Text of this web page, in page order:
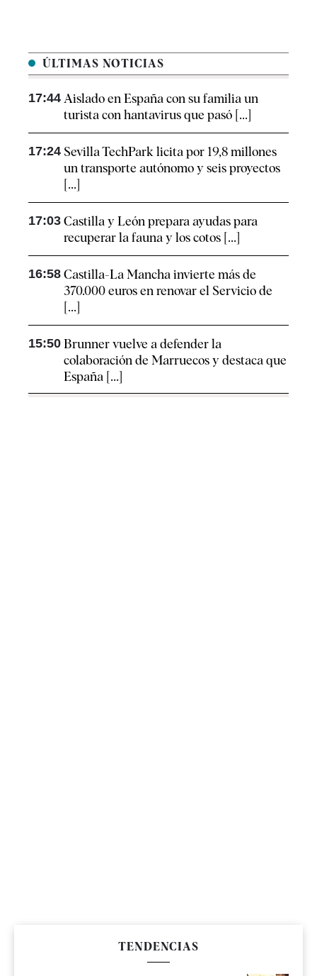
ÚLTIMAS NOTICIAS
17:44 Aislado en España con su familia un
turista con hantavirus que pasó [...]
17:24 Sevilla TechPark licita por 19,8 millones
un transporte autónomo y seis proyectos
[...]
17:03 Castilla y León prepara ayudas para
recuperar la fauna y los cotos [...]
16:58 Castilla-La Mancha invierte más de
370.000 euros en renovar el Servicio de
[...]
15:50 Brunner vuelve a defender la
colaboración de Marruecos y destaca que
España [...]
TENDENCIAS